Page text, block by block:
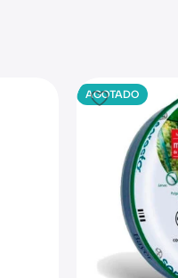
AGOTADO